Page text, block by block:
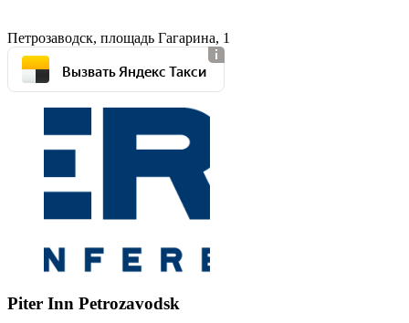
Петрозаводск, площадь Гагарина, 1
Вызвать Яндекс Такси
Piter Inn Petrozavodsk